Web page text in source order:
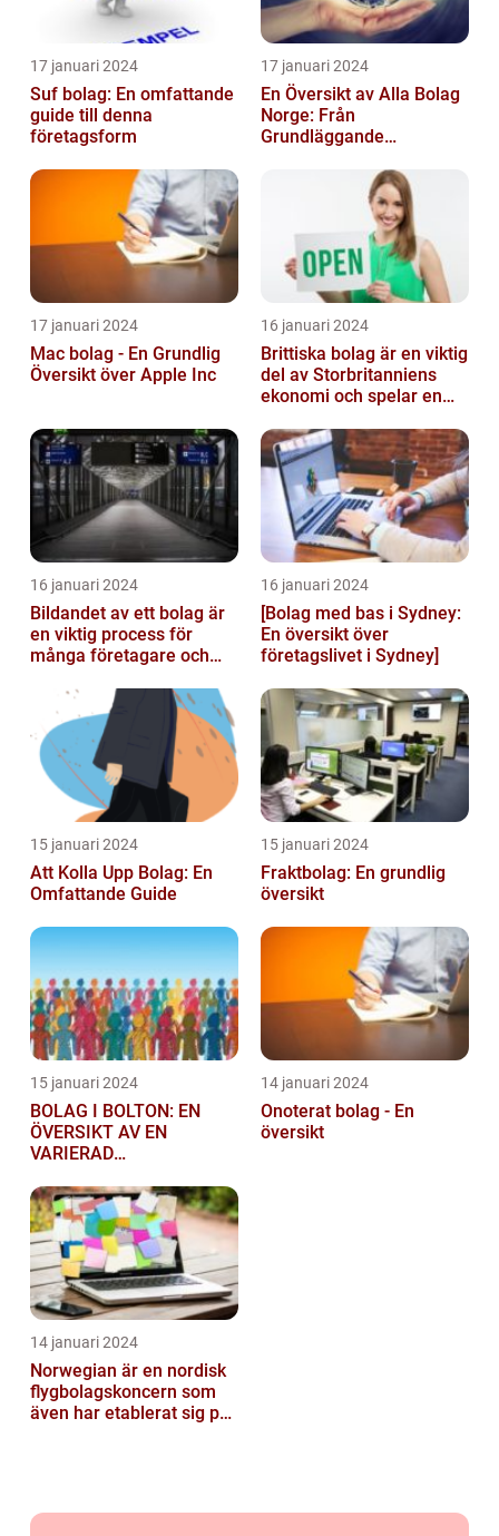
17 januari 2024
Suf bolag: En omfattande
guide till denna
företagsform
17 januari 2024
En Översikt av Alla Bolag
Norge: Från
Grundläggande
Kvantitativa Mätningar
17 januari 2024
Mac bolag - En Grundlig
Översikt över Apple Inc
16 januari 2024
Brittiska bolag är en viktig
del av Storbritanniens
ekonomi och spelar en
landets...
16 januari 2024
Bildandet av ett bolag är
en viktig process för
många företagare och
starta ...
16 januari 2024
[Bolag med bas i Sydney:
En översikt över
företagslivet i Sydney]
15 januari 2024
Att Kolla Upp Bolag: En
Omfattande Guide
15 januari 2024
Fraktbolag: En grundlig
översikt
15 januari 2024
BOLAG I BOLTON: EN
ÖVERSIKT AV EN
VARIERAD
14 januari 2024
Onoterat bolag - En
översikt
14 januari 2024
Norwegian är en nordisk
flygbolagskoncern som
även har etablerat sig på